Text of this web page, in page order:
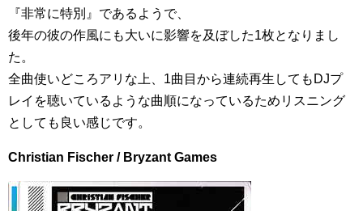
『非常に特別』であるようで、
後年の彼の作風にも大いに影響を及ぼした1枚となりまし
た。
全曲使いどころアリな上、1曲目から連続再生してもDJプ
レイを聴いているような曲順になっているためリスニング
としても良い感じです。
Christian Fischer / Bryzant Games